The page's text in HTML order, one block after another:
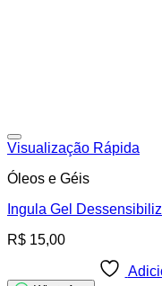
Visualização Rápida
Óleos e Géis
Ingula Gel
R$ 15,00